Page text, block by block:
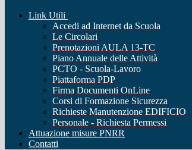
Link Utili
Accedi ad Internet da Scuola
Le Circolari
Prenotazioni AULA 13-TC
Piano Annuale delle Attività
PCTO - Scuola-Lavoro
Piattaforma PDP
Firma Documenti OnLine
Corsi di Formazione Sicurezza
Richieste Manutenzione EDIFICIO
Personale - Richiesta Permessi
Attuazione misure PNRR
Contatti